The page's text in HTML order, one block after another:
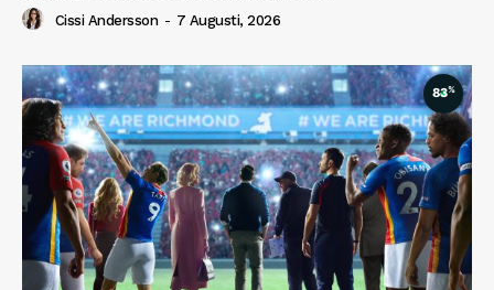
Cissi Andersson - 7 Augusti, 2026
83%